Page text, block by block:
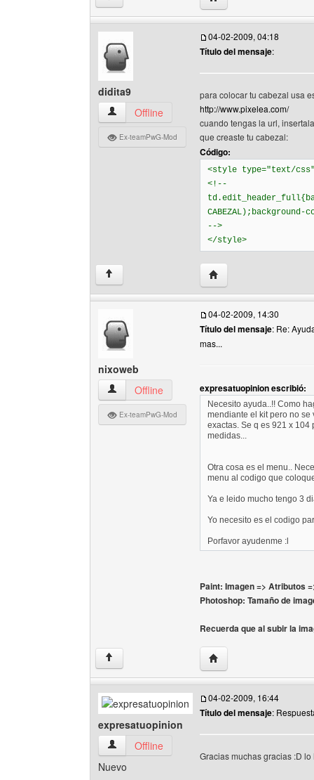
didita9
didita9 Ver perfil del usuario
Offline
Ex-teamPwG-Mod
04-02-2009, 04:18
Título del mensaje:
para colocar tu cabezal usa
http://www.pixelea.com/
cuando tengas la url,
que creaste tu cabezal:
Código:
<style type="text/
<!--
-->
</style>
↑ Visitar sitio web del
nixoweb
nixoweb Ver perfil del usuario
Offline
Ex-teamPwG-Mod
04-02-2009, 14:30
Título del mensaje: Re:
mas...
expresatuopinion escribió:
Necesito ayuda..!! Como
mendiante el kit pero no
exactas. Se q es 921 x
medidas...
Otra cosa es el menu..
menu al codigo que
Ya e leido mucho tengo 3
Yo necesito es el codigo
Porfavor ayudenme :l
Paint: Imagen => Atributos
Photoshop: Tamaño de
Recuerda que al subir la
↑ Visitar sitio web del
expresatuopinion
expresatuopinion Ver perfil del usuario
Offline
Nuevo
04-02-2009, 16:44
Título del mensaje:
Gracias muchas gracias :D